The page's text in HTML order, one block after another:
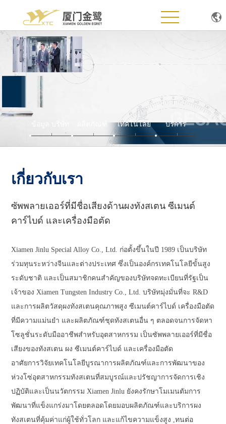
หน้าแรก
เกี่ยวกับเรา
ข่าว
บริการและสนับสนุน
เทคโนโลยี บริการ
เกี่ยวกับเรา
ซัพพลายเออร์ที่มีชื่อเสียงด้านผงทังสเตน ซีเมนต์
คาร์ไบด์ และเครื่องมือตัด
Xiamen Jinlu Special Alloy Co., Ltd. ก่อตั้งขึ้นในปี 1989 เป็นบริษัท
ร่วมทุนระหว่างจีนและต่างประเทศ ซึ่งเป็นองค์กรเทคโนโลยีขั้นสูง
ระดับชาติ และเป็นสมาชิกคนสำคัญของบริษัทจดทะเบียนที่รัฐเป็น
เจ้าของ Xiamen Tungsten Industry Co., Ltd. บริษัทมุ่งมั่นที่จะ R&D
และการผลิตวัสดุผงทังสเตนคุณภาพสูง ซีเมนต์คาร์ไบด์ เครื่องมือตัด
ที่มีความแม่นยำ และผลิตภัณฑ์ชุดทังสเตนอื่น ๆ ตลอดจนการจัดหา
โซลูชั่นระดับมืออาชีพสำหรับอุตสาหกรรม เป็นซัพพลายเออร์ที่มีชื่อ
เสียงของทังสเตน ผง ซีเมนต์คาร์ไบด์ และเครื่องมือตัด
อาศัยการวิจัยเทคโนโลยีบูรณาการผลิตภัณฑ์และการพัฒนาของ
ห่วงโซ่อุตสาหกรรมทังสเตนที่สมบูรณ์และปรัชญาการจัดการเชิง
ปฏิบัติและเป็นนวัตกรรม Xiamen Jinlu ยังคงรักษาโมเมนตัมการ
พัฒนาที่แข็งแกร่งมาโดยตลอดโดยมอบผลิตภัณฑ์และบริการผง
ทังสเตนที่คุ้มค่าแก่ผู้ใช้ทั่วโลก และแก้ไขความแข็งสูง ,ทนต่อ